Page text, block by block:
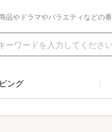
品やドラマやバラエティなどの
ング